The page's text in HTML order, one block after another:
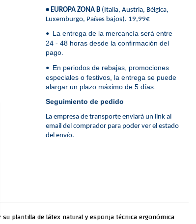
• EUROPA ZONA B(Italia, Austria, Bélgica,
Luxemburgo, Países bajos). 19,99€
• La entrega de la mercancía será entre
24 - 48 horas desde la confirmación del
pago.
• En periodos de rebajas, promociones
especiales o festivos, la entrega se puede
alargar un plazo máximo de 5 días.
Seguimiento de pedido
La empresa de transporte enviará un link al
email del comprador para poder ver el estado
del envío.
plantilla de látex natural y esponja técnica ergonómica